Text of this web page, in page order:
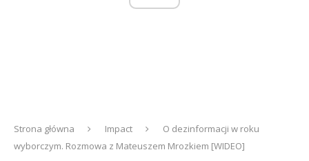
Strona główna Impact
O dezinformacji w roku
wyborczym. Rozmowa z Mateuszem Mrozkiem [WIDEO]